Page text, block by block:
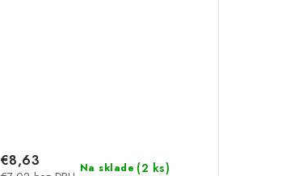
Na sklade (2 ks)
€8,63